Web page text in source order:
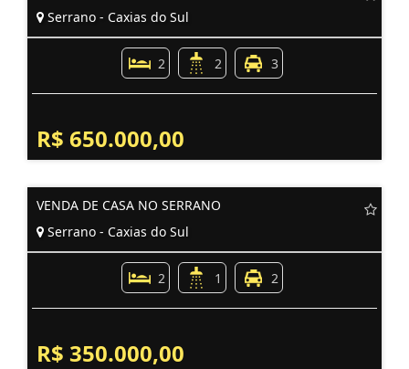
Serrano - Caxias do Sul
2 2 3
R$ 650.000,00
VENDA DE CASA NO SERRANO
Serrano - Caxias do Sul
2 1 2
R$ 350.000,00